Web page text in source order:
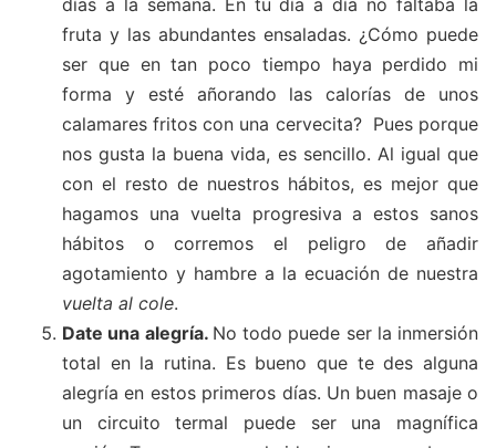
fruta y las abundantes ensaladas. ¿Cómo puede
ser que en tan poco tiempo haya perdido mi
forma y esté añorando las calorías de unos
calamares fritos con una cervecita? Pues porque
nos gusta la buena vida, es sencillo. Al igual que
con el resto de nuestros hábitos, es mejor que
hagamos una vuelta progresiva a estos sanos
hábitos o corremos el peligro de añadir
agotamiento y hambre a la ecuación de nuestra
vuelta al cole.
Date una alegría. No todo puede ser la inmersión
total en la rutina. Es bueno que te des alguna
alegría en estos primeros días. Un buen masaje o
un circuito termal puede ser una magnífica